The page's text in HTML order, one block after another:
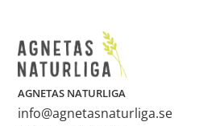
AGNETAS NATURLIGA
info@agnetasnaturliga.se